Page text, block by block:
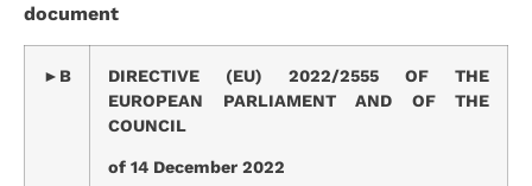
document
►B
DIRECTIVE (EU) 2022/2555 OF THE
EUROPEAN PARLIAMENT AND OF THE
COUNCIL
of 14 December 2022